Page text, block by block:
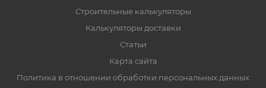
Строительные калькуляторы
Калькуляторы доставки
Статьи
Карта сайта
Политика в отношении обработки персональных данных